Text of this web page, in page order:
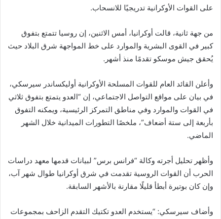
على القوات الأوكرانية تدريجيًا للانسحاب.
من جهة ثانية، قالت أوكرانيا، أمس الاثنين، إن روسيا تتمتع بتفوق
كبير في القوى البشرية والموارد على خط المواجهة شرق البلاد حيث
يُحقق جيش موسكو تقدمًا منذ أشهر.
وأعلن القائد العام للقوات المسلحة الأوكرانية أوليكساندر سيرسكي،
في بيان على مواقع التواصل الاجتماعي، إن “العدو يتمتع بتفوق ثلاثي
في القوات والموارد وفي مناطق التمركز الرئيسية، ويمكنه التفوق
بأربعة إلى ستة أضعاف”، ملخصًا التطورات الميدانية خلال الشهر
الماضي.
وأظهر تحليل أجرته وكالة “فرانس برس” لبيانات قدمها معهد دراسات
الحرب أن القوات الروسية تقدمت في شرق أوكرانيا طوال شهر آب،
وإن كان بوتيرة أبطأ قليلًا مقارنة بالأشهر السابقة.
وأضاف سيرسكي: “يستخدم العدو تكتيك التقدم الزاحف بمجموعات